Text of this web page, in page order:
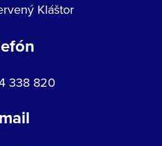
Kláštor
338 820